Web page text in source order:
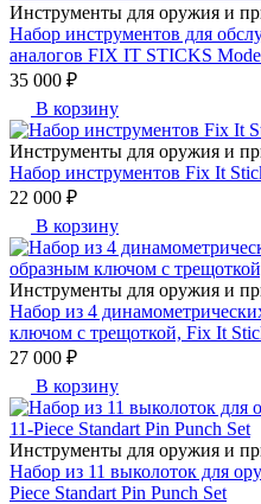
Инструменты для оружия и
Набор инструментов для
аналогов FIX IT STICKS
35 000 ₽
В корзину
Инструменты для оружия и
Набор инструментов Fix It
22 000 ₽
В корзину
Инструменты для оружия и
Набор из 4
ключом с трещоткой, Fix It
27 000 ₽
В корзину
Инструменты для оружия и
Набор из 11 выколоток для
Piece Standart Pin Punch Set